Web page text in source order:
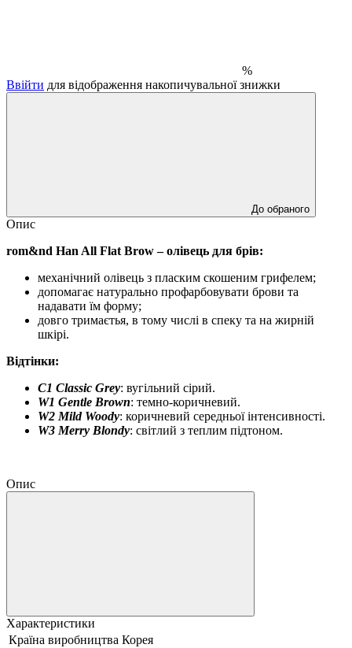
%
Ввійти для відображення накопичувальної знижки
До обраного
Опис
rom&nd Han All Flat Brow – олівець для брів:
механічний олівець з пласким скошеним грифелем;
допомагає натурально профарбовувати брови та
надавати їм форму;
довго тримаєтья, в тому числі в спеку та на жирній
шкірі.
Відтінки:
C1 Classic Grey: вугільний сірий.
W1 Gentle Brown: темно-коричневий.
W2 Mild Woody: коричневий середньої інтенсивності.
W3 Merry Blondy: світлий з теплим підтоном.
Опис
Характеристики
Країна виробництва Корея